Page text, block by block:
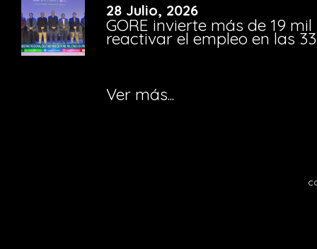
28 Julio, 2026
GORE invierte más de 19
reactivar el empleo en las
Ver más...